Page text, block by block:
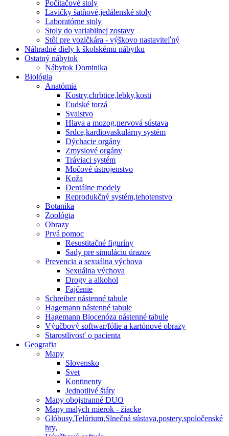
Počítačové stoly
Lavičky šatňové,jedálenské stoly
Laboratórne stoly
Stoly do variabilnej zostavy
Stôl pre vozičkára - výškovo nastaviteľný
Náhradné diely k školskému nábytku
Ostatný nábytok
Nábytok Dominika
Biológia
Anatómia
Kostry,chrbtice,lebky,kosti
Ľudské torzá
Svalstvo
Hlava a mozog,nervová sústava
Srdce,kardiovaskulárny systém
Dýchacie orgány
Zmyslové orgány
Tráviaci systém
Močové ústrojenstvo
Koža
Dentálne modely
Reprodukčný systém,tehotenstvo
Botanika
Zoológia
Obrazy
Prvá pomoc
Resustitačné figuríny
Sady pre simuláciu úrazov
Prevencia a sexuálna výchova
Sexuálna výchova
Drogy a alkohol
Fajčenie
Schreiber nástenné tabule
Hagemann nástenné tabule
Hagemann Biocenóza nástenné tabule
Výučbový softwar/fólie a kartónové obrazy
Starostlivosť o pacienta
Geografia
Mapy
Slovensko
Svet
Kontinenty
Jednotlivé štáty
Mapy obojstranné DUO
Mapy malých mierok - žiacke
Glóbusy,Telúrium,Slnečná sústava,postery,spoločenské
hry,